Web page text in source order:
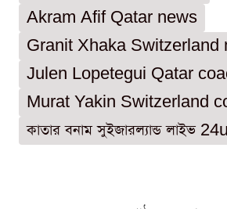
Akram Afif Qatar news
Granit Xhaka Switzerland
Julen Lopetegui Qatar
Murat Yakin Switzerland
কাতার বনাম সুইজারল্যান্ড লাইভ